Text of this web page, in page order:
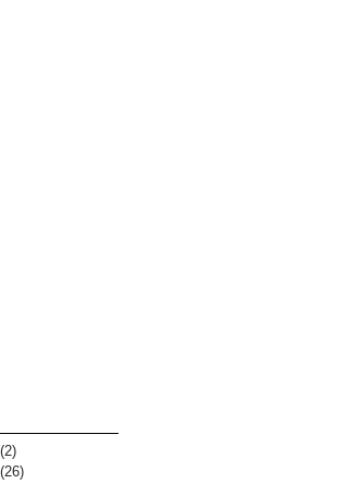
(2)
(26)